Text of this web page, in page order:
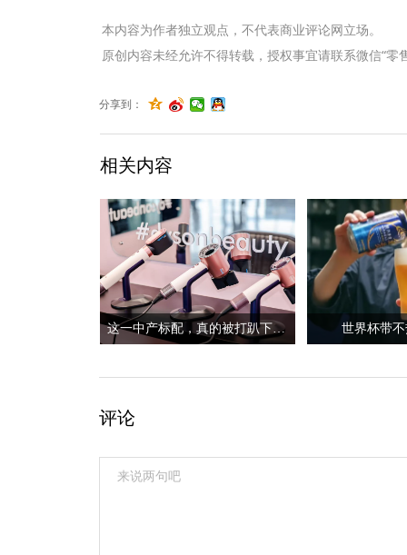
评论
相关内容
这一中产标配，真的被打趴下了？ 世界杯带
分享到：
本内容为作者独立观点，不代表商业评论网立场。
原创内容未经允许不得转载，授权事宜请联系微信“